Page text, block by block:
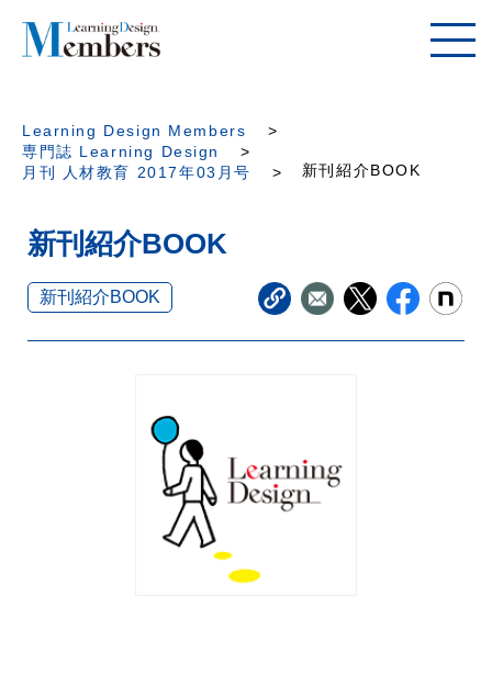
Learning Design Members
専門誌 Learning Design
月刊 人材教育 2017年03月号
新刊紹介BOOK
新刊紹介BOOK
新刊紹介BOOK